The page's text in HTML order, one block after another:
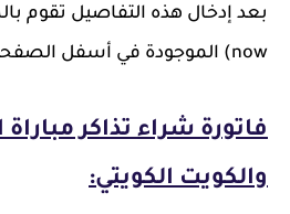
now) الموجودة في أسفل الصفحة.
فاتورة شراء تذاكر
والكويت الكويتي: